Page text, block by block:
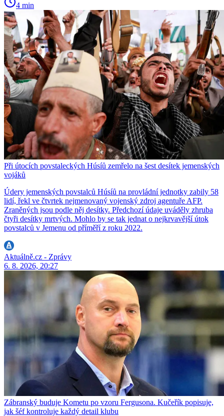
4 min
Při útocích povstaleckých Húsíů zemřelo na šest desítek jemenských
vojáků
Údery jemenských povstalců Húsíů na provládní jednotky zabily 58
lidí, řekl ve čtvrtek nejmenovaný vojenský zdroj agentuře AFP.
Zraněných jsou podle něj desítky. Předchozí údaje uváděly zhruba
čtyři desítky mrtvých. Mohlo by se tak jednat o nejkrvavější útok
povstalců v Jemenu od příměří z roku 2022.
Aktuálně.cz - Zprávy
6. 8. 2026, 20:27
Zábranský buduje Kometu po vzoru Fergusona. Kučeřík popisuje,
jak šéf kontroluje každý detail klubu